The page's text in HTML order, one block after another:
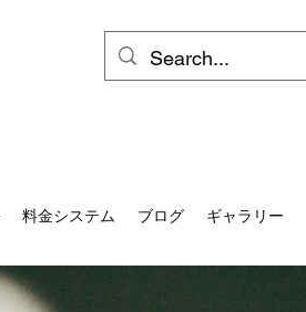
料金システム ブログ ギャラリー